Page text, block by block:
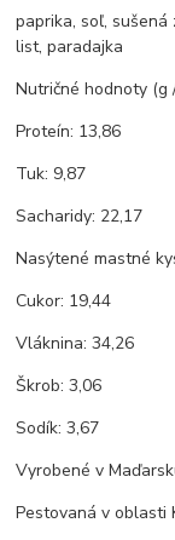
paprika, soľ,
list, paradajka
Nutričné hodnoty (g
Proteín: 13,86
Tuk: 9,87
Sacharidy: 22,17
Nasýtené mastné
Cukor: 19,44
Vláknina: 34,26
Škrob: 3,06
Sodík: 3,67
Vyrobené v
Pestovaná v oblasti